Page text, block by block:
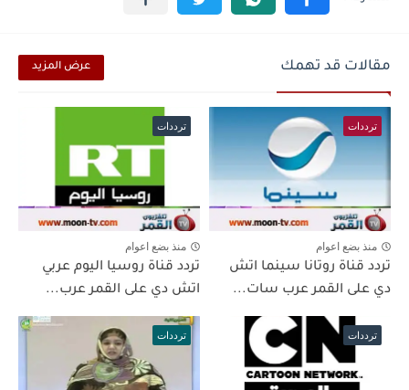
مقالات قد تهمك عرض المزيد
ترددات
منذ بضع اعوام
تردد قناة روتانا سينما اتش
دي على القمر عرب سات...
ترددات
منذ بضع اعوام
تردد قناة روسيا اليوم عربي
اتش دي على القمر عرب...
ترددات ترددات